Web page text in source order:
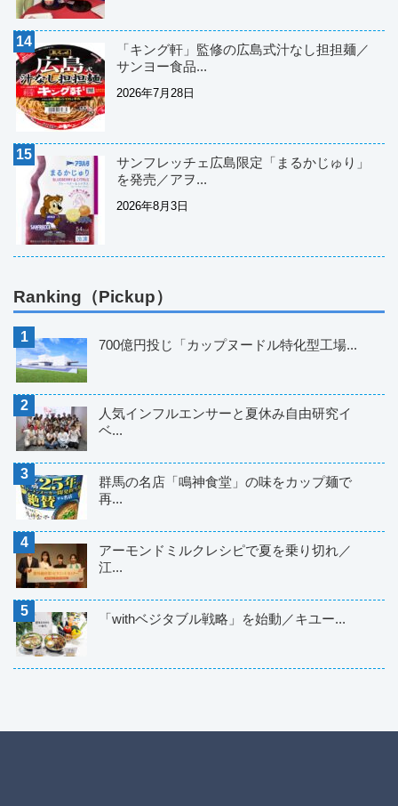
「キング軒」監修の広島式汁なし担担麺／
サンヨー食品...
2026年7月28日
サンフレッチェ広島限定「まるかじゅり」
を発売／アヲ...
2026年8月3日
Ranking（Pickup）
700億円投じ「カップヌードル特化型工場...
人気インフルエンサーと夏休み自由研究イ
ベ...
群馬の名店「鳴神食堂」の味をカップ麺で
再...
アーモンドミルクレシピで夏を乗り切れ／
江...
「withベジタブル戦略」を始動／キユー...